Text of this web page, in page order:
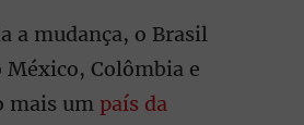
a mudança, o Brasil
México, Colômbia e
mais um país da